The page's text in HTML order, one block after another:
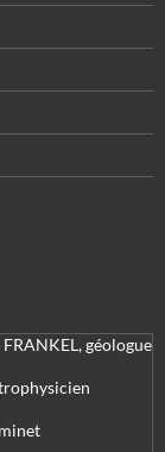
géologue